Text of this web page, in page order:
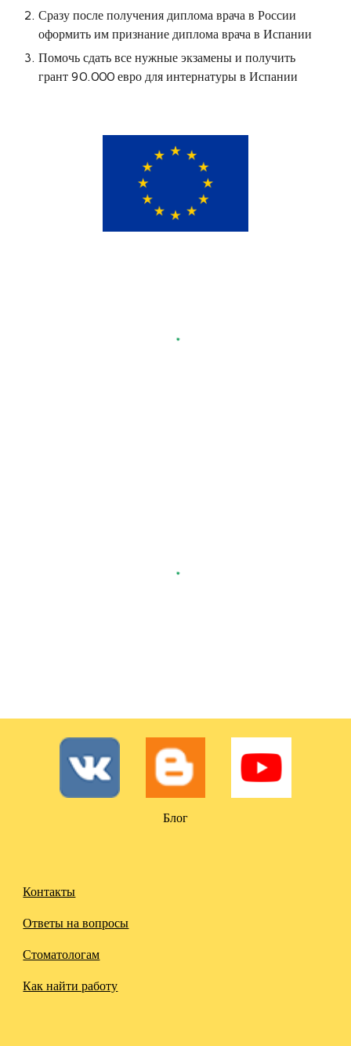
Сразу после получения диплома врача в России
оформить им признание диплома врача в Испании
Помочь сдать все нужные экзамены и получить
грант 90.000 евро для интернатуры в Испании
Блог
Контакты
Ответы на вопросы
Стоматологам
Как найти работу